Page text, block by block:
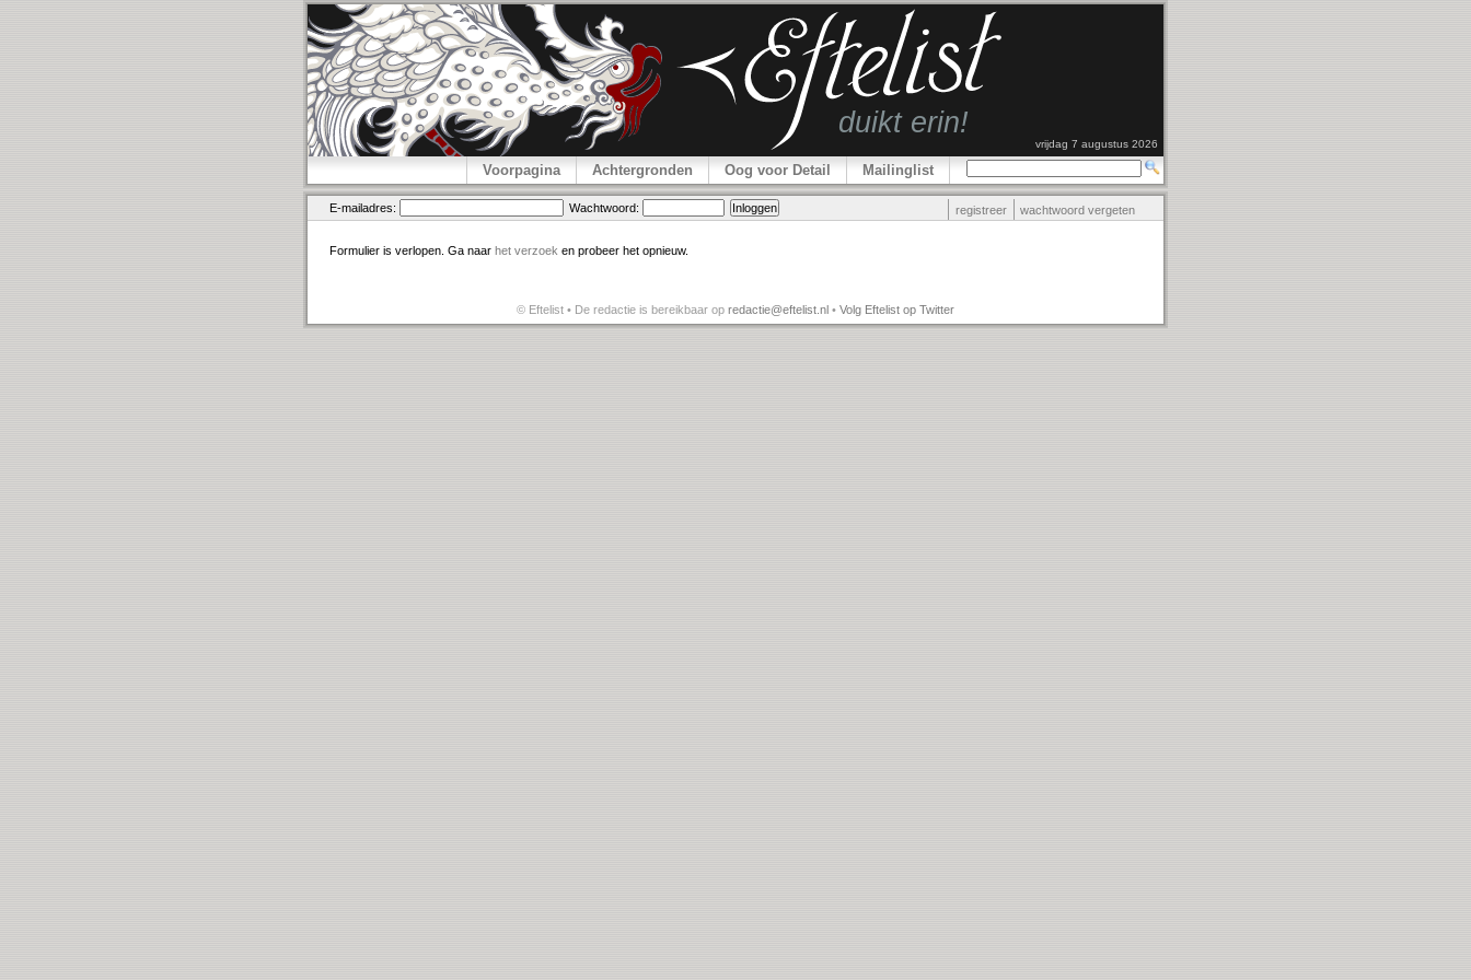
vrijdag 7 augustus 2026
Voorpagina Achtergronden Oog voor Detail Mailinglist
E-mailadres: Wachtwoord: registreer wachtwoord vergeten
Formulier is verlopen. Ga naar het verzoek en probeer het opnieuw.
© Eftelist • De redactie is bereikbaar op redactie@eftelist.nl • Volg Eftelist op Twitter